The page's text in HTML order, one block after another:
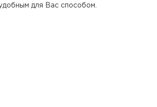
для Вас способом.